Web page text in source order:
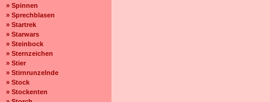
» Spinnen
» Sprechblasen
» Startrek
» Starwars
» Steinbock
» Sternzeichen
» Stier
» Stirnrunzelnde
» Stock
» Stockenten